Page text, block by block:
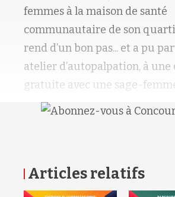
femmes à la maison de santé
communautaire de son
rend d’un bon pas... et a pu
atelier d’autopalpation, à
gratuite avec une sage-
Articles relatifs